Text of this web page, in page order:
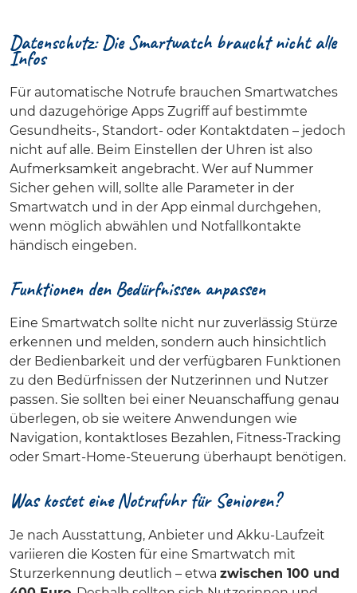
Datenschutz: Die Smartwatch braucht nicht alle
Infos
Für automatische Notrufe brauchen Smartwatches
und dazugehörige Apps Zugriff auf bestimmte
Gesundheits-, Standort- oder Kontaktdaten – jedoch
nicht auf alle. Beim Einstellen der Uhren ist also
Aufmerksamkeit angebracht. Wer auf Nummer
Sicher gehen will, sollte alle Parameter in der
Smartwatch und in der App einmal durchgehen,
wenn möglich abwählen und Notfallkontakte
händisch eingeben.
Funktionen den Bedürfnissen anpassen
Eine Smartwatch sollte nicht nur zuverlässig Stürze
erkennen und melden, sondern auch hinsichtlich
der Bedienbarkeit und der verfügbaren Funktionen
zu den Bedürfnissen der Nutzerinnen und Nutzer
passen. Sie sollten bei einer Neuanschaffung genau
überlegen, ob sie weitere Anwendungen wie
Navigation, kontaktloses Bezahlen, Fitness-Tracking
oder Smart-Home-Steuerung überhaupt benötigen.
Was kostet eine Notrufuhr für Senioren?
Je nach Ausstattung, Anbieter und Akku-Laufzeit
variieren die Kosten für eine Smartwatch mit
Sturzerkennung deutlich – etwa zwischen 100 und